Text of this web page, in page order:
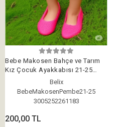
Bebe Makosen Bahçe ve Tarım
Kız Çocuk Ayakkabısı 21-25
Belix
BebeMakosenPembe21-25
3005252261183
200,00 TL